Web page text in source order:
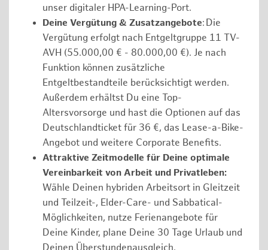
unser digitaler HPA-Learning-Port.
Deine Vergütung & Zusatzangebote: Die
Vergütung erfolgt nach Entgeltgruppe 11 TV-
AVH (55.000,00 € - 80.000,00 €). Je nach
Funktion können zusätzliche
Entgeltbestandteile berücksichtigt werden.
Außerdem erhältst Du eine Top-
Altersvorsorge und hast die Optionen auf das
Deutschlandticket für 36 €, das Lease-a-Bike-
Angebot und weitere Corporate Benefits.
Attraktive Zeitmodelle für Deine optimale
Vereinbarkeit von Arbeit und Privatleben:
Wähle Deinen hybriden Arbeitsort in Gleitzeit
und Teilzeit-, Elder-Care- und Sabbatical-
Möglichkeiten, nutze Ferienangebote für
Deine Kinder, plane Deine 30 Tage Urlaub und
Deinen Überstundenausgleich.